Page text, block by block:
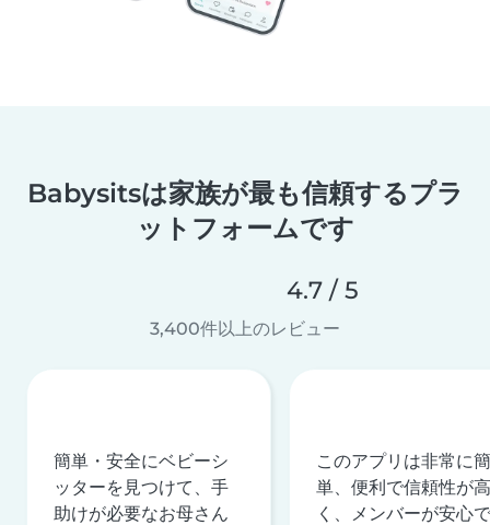
Babysitsは家族が最も信頼するプラ
ットフォームです
4.7 / 5
3,400件以上のレビュー
簡単・安全にベビーシ
ッターを見つけて、手
助けが必要なお母さん
このアプリは非常に簡
単、便利で信頼性が高
く、メンバーが安心で